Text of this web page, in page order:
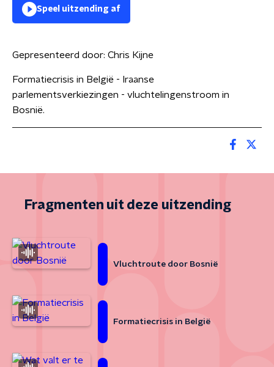
Speel uitzending af
Gepresenteerd door: Chris Kijne
Formatiecrisis in België - Iraanse
parlementsverkiezingen - vluchtelingenstroom in
Bosnië.
Fragmenten uit deze uitzending
Vluchtroute door Bosnië
Formatiecrisis in België